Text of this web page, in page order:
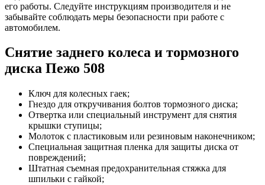
его работы. Следуйте инструкциям производителя и не
забывайте соблюдать меры безопасности при работе с
автомобилем.
Снятие заднего колеса и тормозного
диска Пежо 508
Ключ для колесных гаек;
Гнездо для откручивания болтов тормозного диска;
Отвертка или специальный инструмент для снятия
крышки ступицы;
Молоток с пластиковым или резиновым наконечником;
Специальная защитная пленка для защиты диска от
повреждений;
Штатная съемная предохранительная стяжка для
шпильки с гайкой;